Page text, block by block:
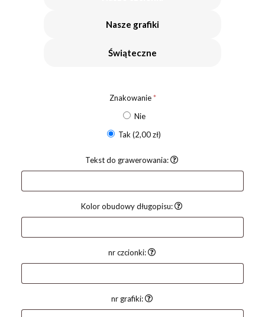
Nasze grafiki
Świąteczne
Znakowanie*
Nie
Tak (2,00 zł)
Tekst do grawerowania:
Kolor obudowy długopisu:
nr czcionki:
nr grafiki: